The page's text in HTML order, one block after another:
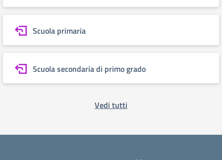
Scuola primaria
Scuola secondaria di primo grado
Vedi tutti